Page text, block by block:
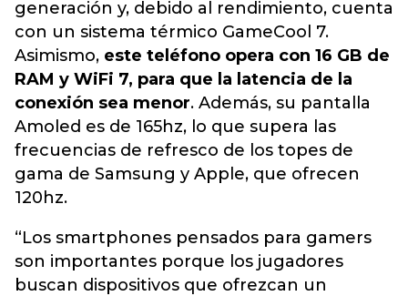
generación y, debido al rendimiento, cuenta
con un sistema térmico GameCool 7.
Asimismo, este teléfono opera con 16 GB de
RAM y WiFi 7, para que la latencia de la
conexión sea menor. Además, su pantalla
Amoled es de 165hz, lo que supera las
frecuencias de refresco de los topes de
gama de Samsung y Apple, que ofrecen
120hz.
“Los smartphones pensados para gamers
son importantes porque los jugadores
buscan dispositivos que ofrezcan un